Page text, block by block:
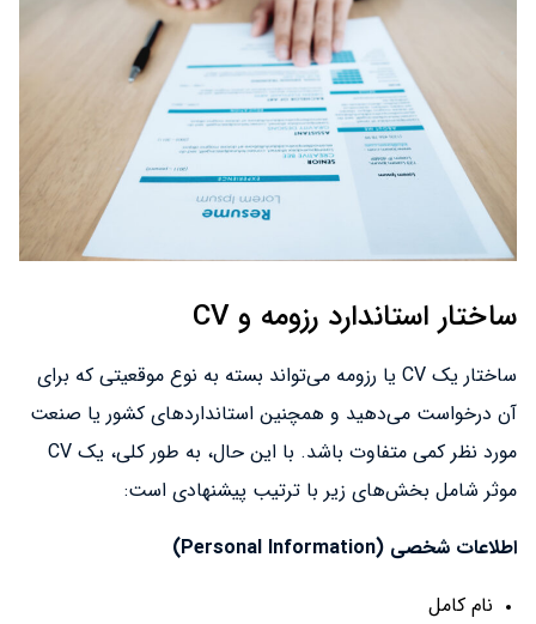
ساختار استاندارد رزومه و CV
ساختار یک CV یا رزومه می‌تواند بسته به نوع موقعیتی که برای
آن درخواست می‌دهید و همچنین استانداردهای کشور یا صنعت
مورد نظر کمی متفاوت باشد. با این حال، به طور کلی، یک CV
موثر شامل بخش‌های زیر با ترتیب پیشنهادی است:
اطلاعات شخصی (Personal Information)
نام کامل